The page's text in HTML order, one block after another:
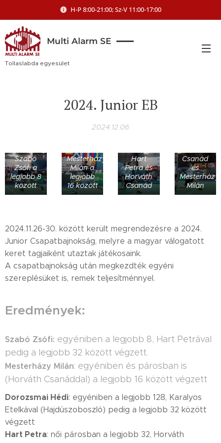
H-P 8:00-21:00; Sz-V 11:00-17:00
Multi Alarm SE
Tollaslabda egyesület
2024. Junior EB
2024.12.06
Szabó
Zsófi a
legjobb 8
között
Mesterházy
Milán a
legjobb
16 között
Hart
Petra és
Horváth
Csanád
Csanád
és
Mesterházy
Milán
2024.11.26-30. között került megrendezésre a 2024.
Junior Csapatbajnokság, melyre a magyar válogatott
keret tagjaiként utaztak játékosaink.
A csapatbajnokság után megkezdték egyéni
szereplésüket is, remek teljesítménnyel.
Eredmények:
Szabó Zsófi: egyéniben a legjobb 8, Hart Petrával
pedig a legjobb 32 között végzett.
Mesterházy Milán: egyéniben és párosban is
(Horváth Csanáddal) a legjobb 16 között végzett
Dorozsmai Hédi: egyéniben a legjobb 128, Karalyos
Etelkával (Hajdúszoboszló) pedig a legjobb 32 között
végzett
Hart Petra: női párosban a legjobb 32, Horváth